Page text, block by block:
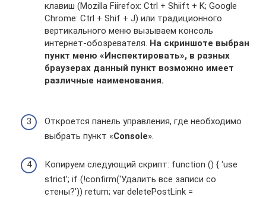
клавиш (Mozilla Fiirefox: Ctrl + Shiift + K; Google
Chrome: Ctrl + Shif + J) или традиционного
вертикального меню вызываем консоль
интернет-обозревателя. На скриншоте выбран
пункт меню «Инспектировать», в разных
браузерах данный пункт возможно имеет
различные наименования.
Откроется панель управления, где необходимо
выбрать пункт «Console».
Копируем следующий скрипт: function () { ‘use
strict’; if (!confirm(‘Удалить все записи со
стены?’)) return; var deletePostLink =